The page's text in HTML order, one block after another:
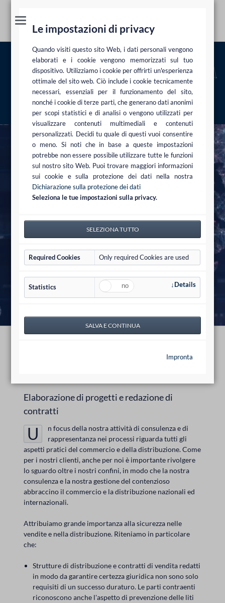
Le impostazioni di privacy
Quando visiti questo sito Web, i dati personali vengono
elaborati e i cookie vengono memorizzati sul tuo
dispositivo. Utilizziamo i cookie per offrirti un'esperienza
ottimale del sito web. Ciò include i cookie tecnicamente
necessari, essenziali per il funzionamento del sito,
nonché i cookie di terze parti, che generano dati anonimi
per scopi statistici e di analisi o vengono utilizzati per
visualizzare contenuti multimediali e contenuti
personalizzati. Decidi tu quale di questi vuoi consentire
o meno. Si noti che in base a queste impostazioni
potrebbe non essere possibile utilizzare tutte le funzioni
sul nostro sito Web. Puoi trovare maggiori informazioni
sui cookie e sulla protezione dei dati nella nostra
Dichiarazione sulla protezione dei dati
Seleziona le tue impostazioni sulla privacy.
Required Cookies Only required Cookies are used
Statistics Details
Impronta
Elaborazione di progetti e redazione di
contratti
Aree di attività Diritto commerciale e della distribuzione
Elaborazione di
progetti e redazione di contratti
Diritto commerciale e della
Elaborazione di progetti e redazione di
contratti
Un focus della nostra attività di consulenza e di
rappresentanza nei processi riguarda tutti gli
aspetti pratici del commercio e della distribuzione. Come
per i nostri clienti, anche per noi è importante rivolgere
lo sguardo oltre i nostri confini, in modo che la nostra
consulenza e la nostra gestione del contenzioso
abbraccino il commercio e la distribuzione nazionali ed
internazionali.
Attribuiamo grande importanza alla sicurezza nelle
vendite e nella distribuzione. Riteniamo in particolare
che:
Strutture di distribuzione e contratti di vendita redatti
in modo da garantire certezza giuridica non sono solo
requisiti di un successo duraturo. Le parti contraenti
riconoscono anche l'aspetto di prevenzione delle liti